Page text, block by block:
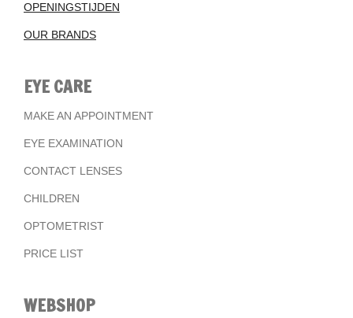
OPENINGSTIJDEN
OUR BRANDS
EYE CARE
MAKE AN APPOINTMENT
EYE EXAMINATION
CONTACT LENSES
CHILDREN
OPTOMETRIST
PRICE LIST
WEBSHOP